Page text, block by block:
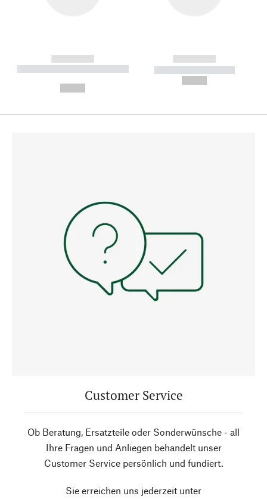
------------
----------- ----------- --------
------------
----------- -----------
Customer Service
Ob Beratung, Ersatzteile oder Sonderwünsche - all
Ihre Fragen und Anliegen behandelt unser
Customer Service persönlich und fundiert.
Sie erreichen uns jederzeit unter